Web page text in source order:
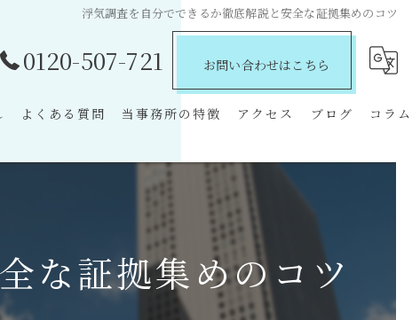
浮気調査を自分でできるか徹底解説と安全な証拠集めのコツ
0120-507-721 お問い合わせはこちら
よくある質問 当事務所の特徴
探偵
離婚
不倫
アクセス ブログ コラム
な証拠集めのコツ